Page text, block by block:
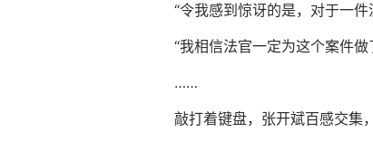
“令我感到惊讶的是，对于一
“我相信法官一定为这个案件
……
敲打着键盘，张开斌百感交集